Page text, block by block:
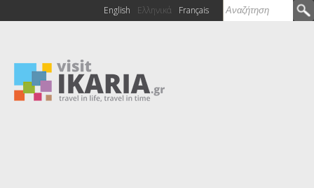
Φόρμα
Αναζήτηση
English Ελληνικά Français